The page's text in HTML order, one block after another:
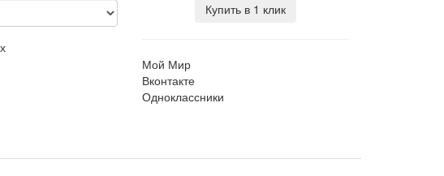
Купить в 1 клик
Мой Мир
Вконтакте
Одноклассники